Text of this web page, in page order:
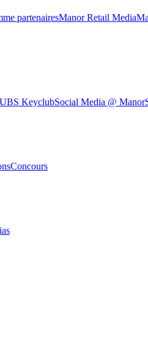
partenairesManor Retail Media
UBS KeyclubSocial Media @ Manor
Concours